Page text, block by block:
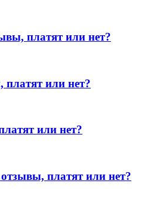
платят или нет?
или нет?
или нет?
платят или нет?